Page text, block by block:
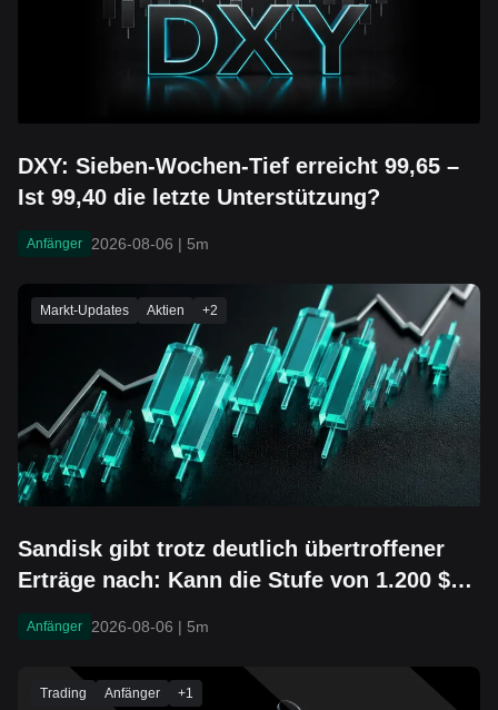
DXY: Sieben-Wochen-Tief erreicht 99,65 –
Ist 99,40 die letzte Unterstützung?
Anfänger 2026-08-06 | 5m
Markt-Updates Aktien +2
Sandisk gibt trotz deutlich übertroffener
Erträge nach: Kann die Stufe von 1.200 $
Anfänger 2026-08-06 | 5m
Trading Anfänger +1